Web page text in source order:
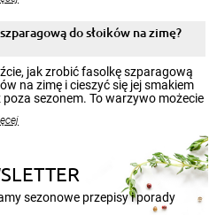
atmosferę cieplejszych
Przygotowanie słoików ze
które pozwolą zachować świeżość
do słoików na zimę?
jak zrobić fasolkę szparagową
na zimę i cieszyć się jej smakiem
poza sezonem. To warzywo możecie
sezonowe przepisy i porady